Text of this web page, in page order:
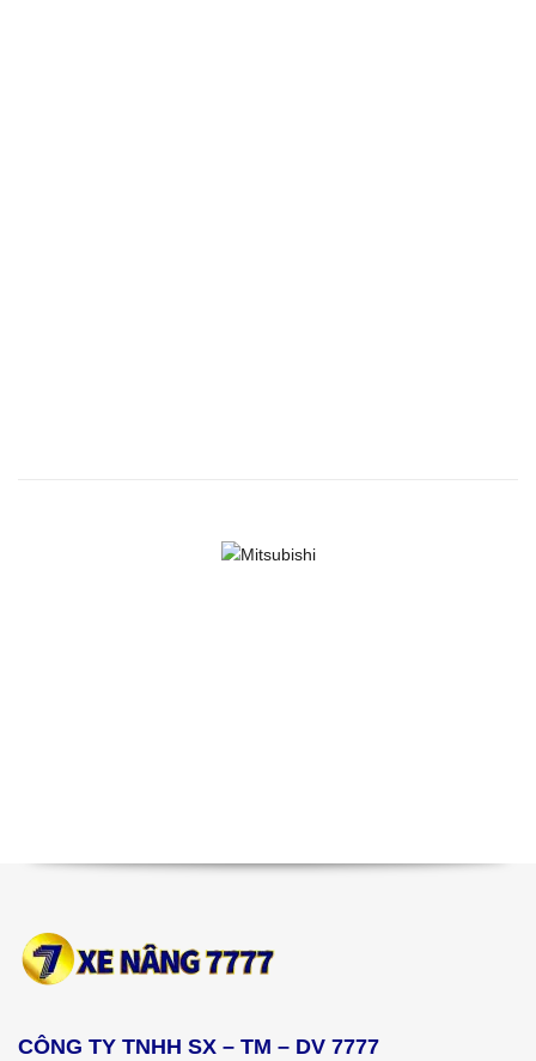
CÔNG TY TNHH SX – TM – DV 7777